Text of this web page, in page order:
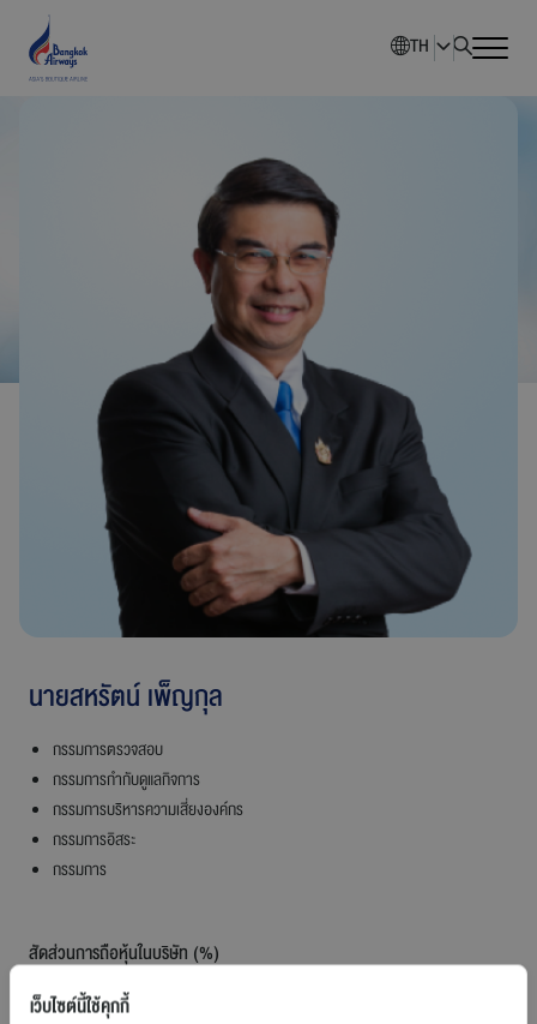
การพัฒนาอย่างยั่งยืน
การกำกับดูแลกิจการ
ข่าวสารองค์กร
ร่วมงานกับเรา
สายการบินบางกอกแอร์เวย์ส
TH
นายสหรัตน์ เพ็ญกุล
กรรมการตรวจสอบ
กรรมการกำกับดูแลกิจการ
กรรมการบริหารความเสี่ยงองค์กร
กรรมการอิสระ
กรรมการ
สัดส่วนการถือหุ้นในบริษัท (%)
0.0
เว็บไซต์นี้ใช้คุกกี้